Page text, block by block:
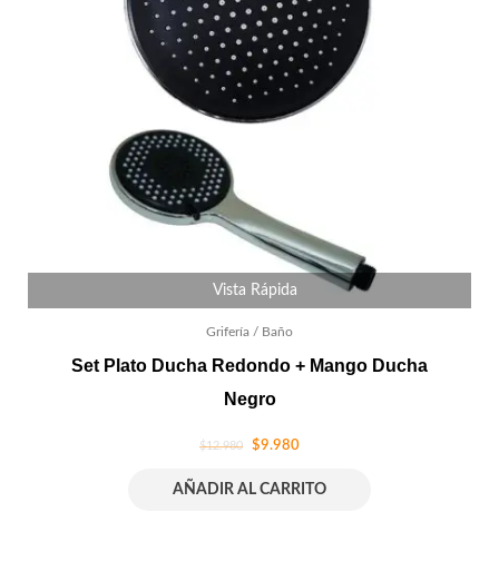
Vista Rápida
Grifería / Baño
Set Plato Ducha Redondo + Mango Ducha
Negro
$12.980 $9.980
AÑADIR AL CARRITO